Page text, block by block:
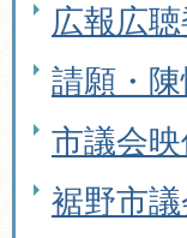
広報広
請願・
市議会
裾野市